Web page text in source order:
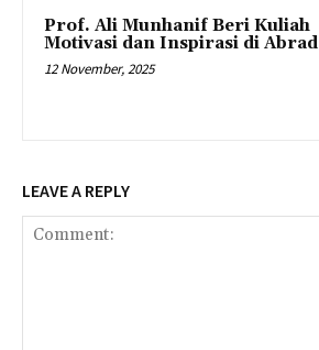
Prof. Ali Munhanif Beri Kuliah
Motivasi dan Inspirasi di Abrad
12 November, 2025
LEAVE A REPLY